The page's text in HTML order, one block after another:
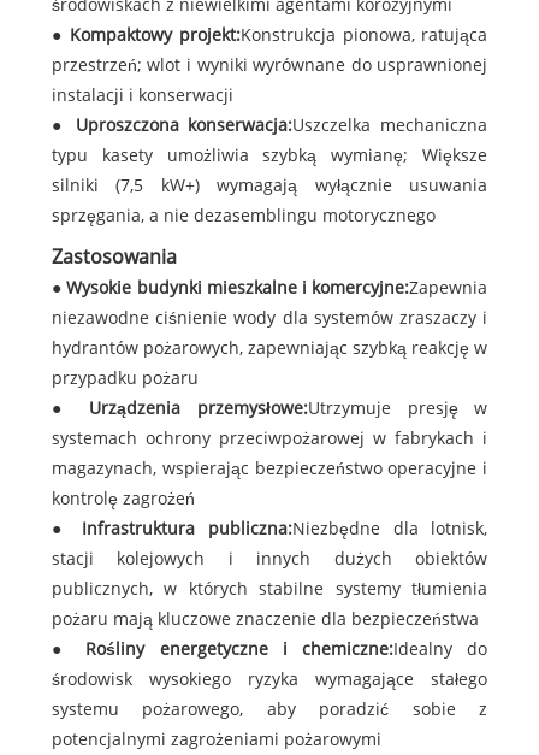
● Kompaktowy projekt:Konstrukcja pionowa, ratująca
przestrzeń; wlot i wyniki wyrównane do usprawnionej
instalacji i konserwacji
● Uproszczona konserwacja:Uszczelka mechaniczna
typu kasety umożliwia szybką wymianę; Większe
silniki (7,5 kW+) wymagają wyłącznie usuwania
sprzęgania, a nie dezasemblingu motorycznego
Zastosowania
●Wysokie budynki mieszkalne i komercyjne:Zapewnia
niezawodne ciśnienie wody dla systemów zraszaczy i
hydrantów pożarowych, zapewniając szybką reakcję w
przypadku pożaru
● Urządzenia przemysłowe:Utrzymuje presję w
systemach ochrony przeciwpożarowej w fabrykach i
magazynach, wspierając bezpieczeństwo operacyjne i
kontrolę zagrożeń
● Infrastruktura publiczna:Niezbędne dla lotnisk,
stacji kolejowych i innych dużych obiektów
publicznych, w których stabilne systemy tłumienia
pożaru mają kluczowe znaczenie dla bezpieczeństwa
● Rośliny energetyczne i chemiczne:Idealny do
środowisk wysokiego ryzyka wymagające stałego
systemu pożarowego, aby poradzić sobie z
potencjalnymi zagrożeniami pożarowymi